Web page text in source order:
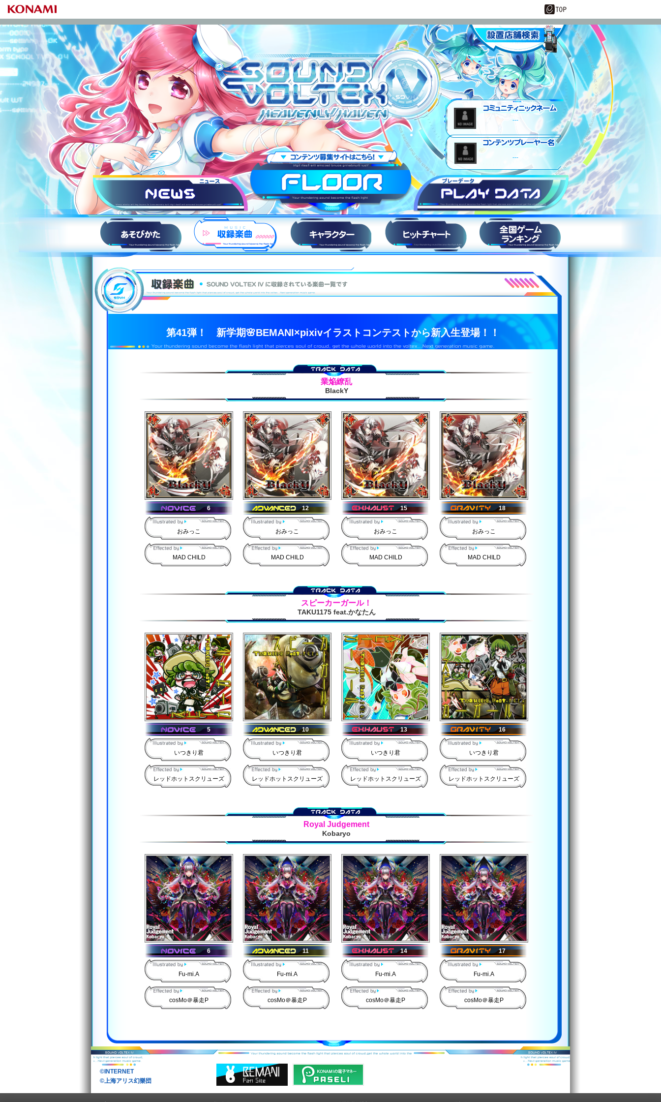
SOUND VOLTEX IV HEAVENLY HAVEN
設置店舗情報
---
---
ニュース FLOOR プレーデータ
HOW to PLAY 収録楽曲 キャラ紹介 ヒットチャート スコアランキング
第41弾！ 新学期🌸BEMANI×pixivイラストコンテストから新入生登場！！
業焔繚乱
BlackY
6
おみっこ
MAD CHILD
12
おみっこ
MAD CHILD
15
おみっこ
MAD CHILD
18
おみっこ
MAD CHILD
スピーカーガール！
TAKU1175 feat.かなたん
5
いつきり君
レッドホットスクリューズ
10
いつきり君
レッドホットスクリューズ
13
いつきり君
レッドホットスクリューズ
16
いつきり君
レッドホットスクリューズ
Royal Judgement
Kobaryo
6
Fu-mi.A
cosMo＠暴走P
11
Fu-mi.A
cosMo＠暴走P
14
Fu-mi.A
cosMo＠暴走P
17
Fu-mi.A
cosMo＠暴走P
©INTERNET
©上海アリス幻樂団